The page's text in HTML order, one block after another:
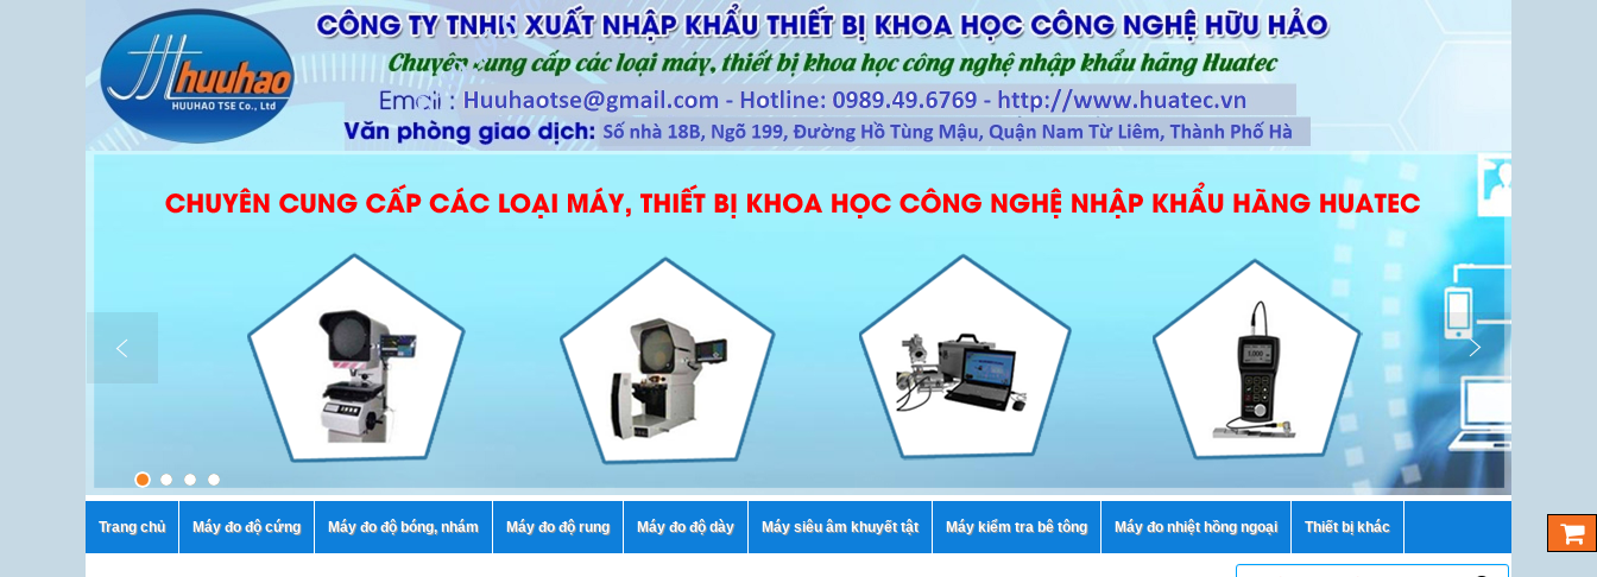
Trang chủ Máy đo độ cứng Máy đo độ bóng, nhám Máy đo độ rung Máy đo độ dày Máy siêu âm khuyết tật Máy kiểm tra bê tông Máy đo nhiệt hồng ngoại Thiết bị khác